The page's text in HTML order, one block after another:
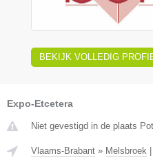
BEKIJK VOLLEDIG
Expo-Etcetera
Niet gevestigd in de plaats
Vlaams-Brabant » Melsbroek |